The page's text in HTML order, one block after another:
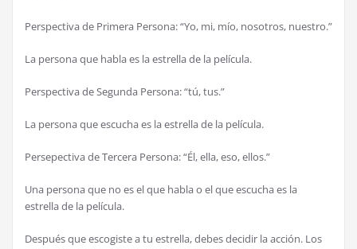
Perspectiva de Primera Persona: “Yo, mi, mío, nosotros, nuestro.”
La persona que habla es la estrella de la película.
Perspectiva de Segunda Persona: “tú, tus.”
La persona que escucha es la estrella de la película.
Persepectiva de Tercera Persona: “Él, ella, eso, ellos.”
Una persona que no es el que habla o el que escucha es la
estrella de la película.
Después que escogiste a tu estrella, debes decidir la acción. Los